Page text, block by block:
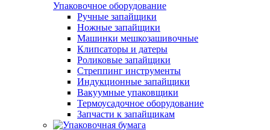
Упаковочное оборудование
Ручные запайщики
Ножные запайщики
Машинки мешкозашивочные
Клипсаторы и датеры
Роликовые запайщики
Стреппинг инструменты
Индукционные запайщики
Вакуумные упаковщики
Термоусадочное оборудование
Запчасти к запайщикам